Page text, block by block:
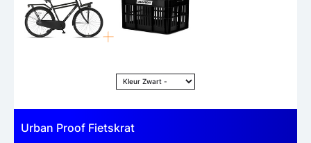
Urban Proof Fietskrat